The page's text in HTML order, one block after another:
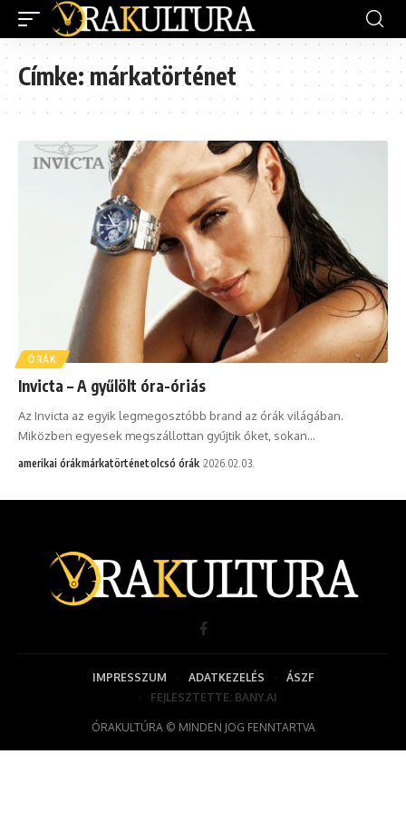
Címke:márkatörténet
ÓRÁK
Invicta – A gyűlölt óra-óriás
Az Invicta az egyik legmegosztóbb brand az órák világában.
Miközben egyesek megszállottan gyűjtik őket, sokan…
amerikai órákmárkatörténetolcsó órák 2026.02.03.
ÓRAKULTÚRA © MINDEN JOG FENNTARTVA
IMPRESSZUM ADATKEZELÉS
ÁSZF
FEJLESZTETTE: BANY.AI